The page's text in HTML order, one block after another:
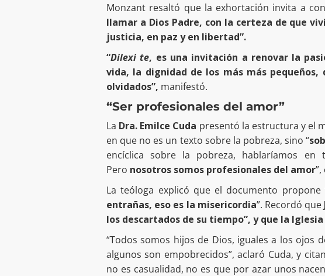
Monzant resaltó que la exhortación invita a
llamar a Dios Padre, con la certeza de que
justicia, en paz y en libertad”.
“Dilexi te, es una invitación a renovar la
vida, la dignidad de los más más
olvidados”, manifestó.
“Ser profesionales del amor”
La Dra. Emilce Cuda presentó la estructura y el
en que no es un texto sobre la pobreza, sino “
encíclica sobre la pobreza, hablaríamos en
Pero nosotros somos profesionales del amor
La teóloga explicó que el documento propone
entrañas, eso es la misericordia”. Recordó que
los descartados de su tiempo”, y que la
“Todos somos hijos de Dios, iguales a los ojos
algunos son empobrecidos”, aclaró Cuda, y
no es casualidad, no es que por azar unos